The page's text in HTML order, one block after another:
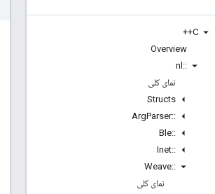
C++
Overview
::
nl
نمای کلی
Structs
::
ArgParser
::
Ble
::
Inet
::
Weave
نمای کلی